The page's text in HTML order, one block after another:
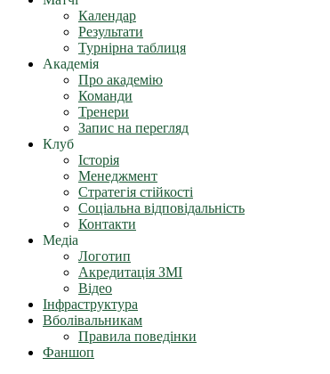
Календар
Результати
Турнірна таблиця
Академія
Про академію
Команди
Тренери
Запис на перегляд
Клуб
Історія
Менеджмент
Стратегія стійкості
Соціальна відповідальність
Контакти
Медіа
Логотип
Акредитація ЗМІ
Відео
Інфраструктура
Вболівальникам
Правила поведінки
Фаншоп